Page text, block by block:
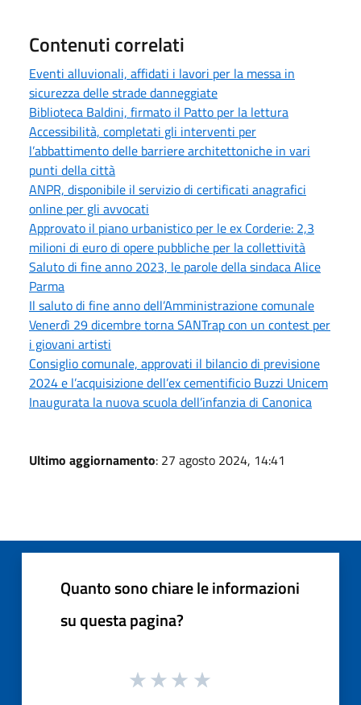
Contenuti correlati
Eventi alluvionali, affidati i lavori per la messa in
sicurezza delle strade danneggiate
Biblioteca Baldini, firmato il Patto per la lettura
Accessibilità, completati gli interventi per
l’abbattimento delle barriere architettoniche in vari
punti della città
ANPR, disponibile il servizio di certificati anagrafici
online per gli avvocati
Approvato il piano urbanistico per le ex Corderie: 2,3
milioni di euro di opere pubbliche per la collettività
Saluto di fine anno 2023, le parole della sindaca Alice
Parma
Il saluto di fine anno dell’Amministrazione comunale
Venerdì 29 dicembre torna SANTrap con un contest per
i giovani artisti
Consiglio comunale, approvati il bilancio di previsione
2024 e l’acquisizione dell’ex cementificio Buzzi Unicem
Inaugurata la nuova scuola dell’infanzia di Canonica
Ultimo aggiornamento: 27 agosto 2024, 14:41
Quanto sono chiare le informazioni
su questa pagina?